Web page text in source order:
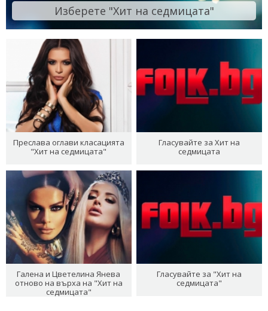
Изберете "Хит на седмицата"
Преслава оглави класацията
"Хит на седмицата"
Гласувайте за Хит на
седмицата
Галена и Цветелина Янева
отново на върха на "Хит на
седмицата"
Гласувайте за "Хит на
седмицата"